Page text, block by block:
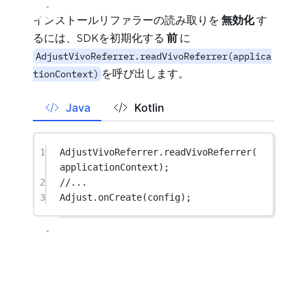
インストールリファラーの読み取りを 無効化す
るには、SDKを初期化する 前 に
AdjustVivoReferrer.readVivoReferrer(applica
tionContext) を呼び出します。
Java Kotlin
1 AdjustVivoReferrer. readVivoReferrer(
applicationContext);
2
//...
3
Adjust. onCreate(config);